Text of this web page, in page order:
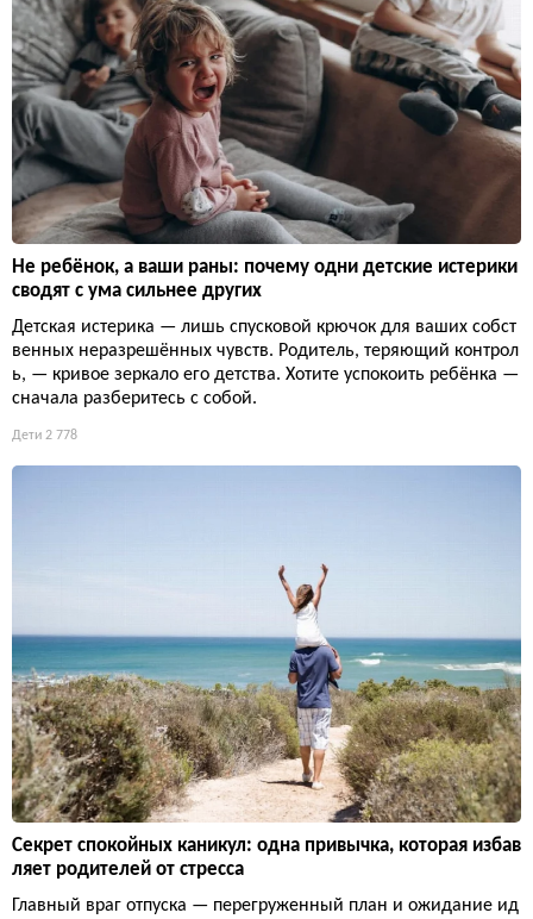
Не ребёнок, а ваши раны: почему одни детские истерики
сводят с ума сильнее других
Детская истерика — лишь спусковой крючок для ваших собст
венных неразрешённых чувств. Родитель, теряющий контрол
ь, — кривое зеркало его детства. Хотите успокоить ребёнка —
сначала разберитесь с собой.
Дети 2 778
Секрет спокойных каникул: одна привычка, которая избав
ляет родителей от стресса
Главный враг отпуска — перегруженный план и ожидание ид